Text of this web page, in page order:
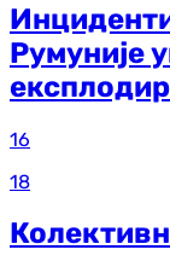
Румуније
16
18